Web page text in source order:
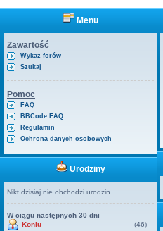
Menu
Zawartość
Wykaz forów
Szukaj
Pomoc
FAQ
BBCode FAQ
Regulamin
Ochrona danych osobowych
Urodziny
Nikt dzisiaj nie obchodzi urodzin
W ciągu następnych 30 dni
Koniu
(46)